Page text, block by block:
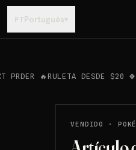
PTPortuguês▾
PRDER 🔥RULETA DESDE $20 🍀
VENDIDO ·